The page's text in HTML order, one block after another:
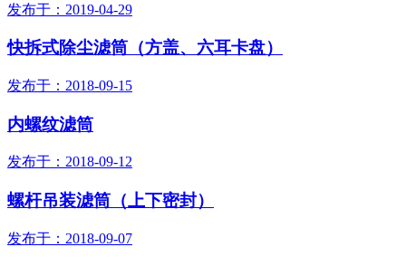
发布于：2019-04-29
快拆式除尘滤筒（方盖、六耳卡盘）
发布于：2018-09-15
内螺纹滤筒
发布于：2018-09-12
螺杆吊装滤筒（上下密封）
发布于：2018-09-07